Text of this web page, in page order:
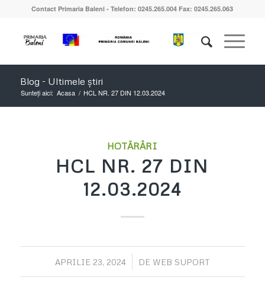
Contact Primaria Baleni - Telefon: 0245.265.004 Fax: 0245.265.063
Blog - Ultimele știri
Sunteți aici: Acasa / HCL NR. 27 DIN 12.03.2024
HOTĂRÂRI
HCL NR. 27 DIN
12.03.2024
APRILIE 23, 2024
/ DE WEB SUPORT